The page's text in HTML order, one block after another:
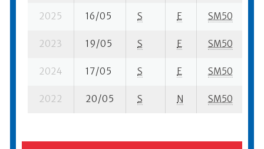
2025 16/05 S E SM50
2023 19/05 S E SM50
2024 17/05 S E SM50
2022 20/05 S N SM50